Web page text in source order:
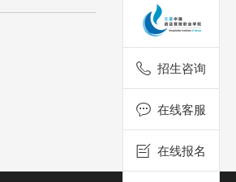
招生咨询
在线客服
在线报名